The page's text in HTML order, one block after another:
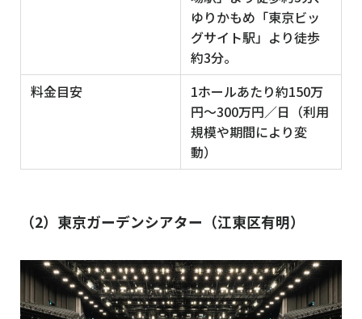
ゆりかもめ「東京ビッ
グサイト駅」より徒歩
約3分。
料金目安
1ホールあたり約150万
円〜300万円／日（利用
規模や期間により変
動）
（2）東京ガーデンシアター（江東区有明）